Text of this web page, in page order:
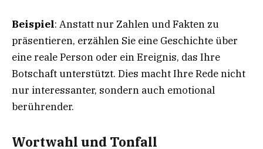
Beispiel: Anstatt nur Zahlen und Fakten zu
präsentieren, erzählen Sie eine Geschichte über
eine reale Person oder ein Ereignis, das Ihre
Botschaft unterstützt. Dies macht Ihre Rede nicht
nur interessanter, sondern auch emotional
berührender.
Wortwahl und Tonfall